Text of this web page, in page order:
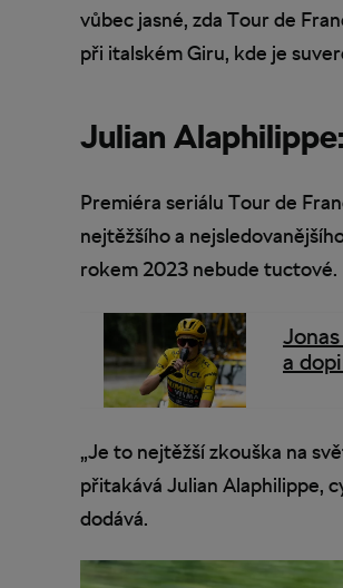
vůbec jasné, zda Tour de
při italském Giru, kde je
Julian
Premiéra seriálu Tour de
nejtěžšího a
rokem 2023 nebude tuctové.
a
„Je to nejtěžší zkouška na
přitakává Julian Alaphilippe,
dodává.